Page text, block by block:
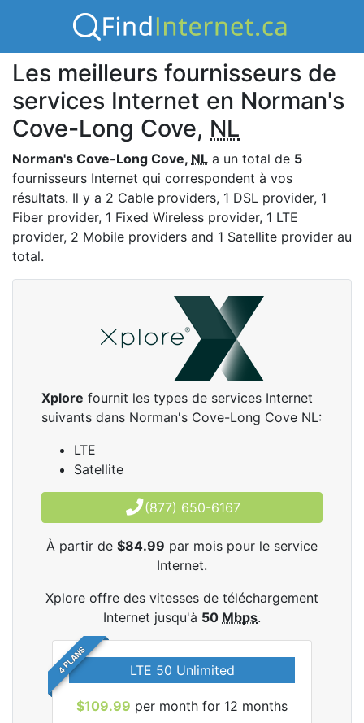
Les meilleurs fournisseurs de
services Internet en Norman's
Cove-Long Cove, NL
Norman's Cove-Long Cove, NL a un total de 5
fournisseurs Internet qui correspondent à vos
résultats. Il y a 2 Cable providers, 1 DSL provider, 1
Fiber provider, 1 Fixed Wireless provider, 1 LTE
provider, 2 Mobile providers and 1 Satellite provider au
total.
Xplore fournit les types de services Internet
suivants dans Norman's Cove-Long Cove NL:
LTE
Satellite
(877) 650-6167
À partir de $84.99 par mois pour le service
Internet.
Xplore offre des vitesses de téléchargement
Internet jusqu'à 50 Mbps.
4 PLANS LTE 50 Unlimited
$109.99 per month for 12 months